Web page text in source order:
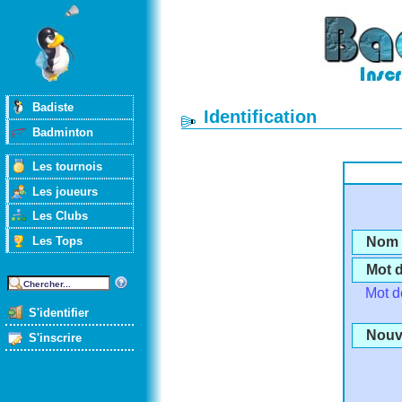
Badiste
Badminton
Les tournois
Les joueurs
Les Clubs
Les Tops
S'identifier
S'inscrire
Identification
Mot
Mot